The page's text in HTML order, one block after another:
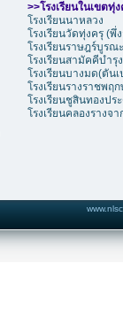
>>โรงเรียนในเขตทุ่
โรงเรียนนาหลวง
โรงเรียนวัดทุ่งครุ (
โรงเรียนราษฎร์บูร
โรงเรียนสามัคคีบำรุง
โรงเรียนบางมด(ตัน
โรงเรียนรางราชพฤ
โรงเรียนชูสินทองป
โรงเรียนคลองรางจา